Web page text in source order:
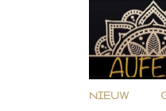
NIEUW